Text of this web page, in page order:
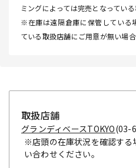
ミングによっては完売となっている
※在庫は遠隔倉庫に保管している
ている取扱店舗にご用意が無い場合
取扱店舗
グランディベースTOKYO(03-
※店頭の在庫状況を確認する
い合わせください。